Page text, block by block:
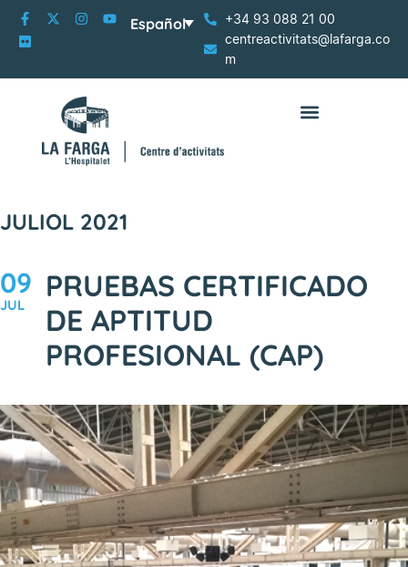
+34 93 088 21 00
centreactivitats@lafarga.co
m
Español
JULIOL 2021
09
JUL
PRUEBAS CERTIFICADO
DE APTITUD
PROFESIONAL (CAP)